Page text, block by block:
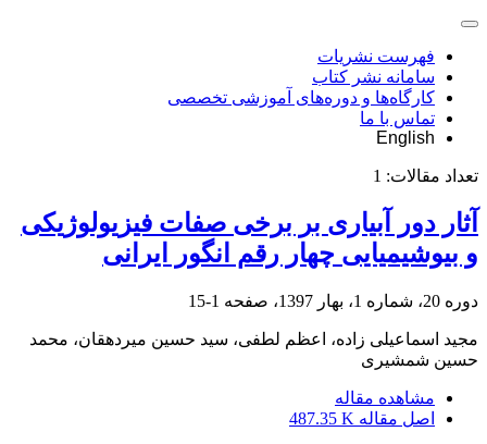
فهرست نشریات
سامانه نشر کتاب
کارگاه‌ها و دوره‌های آموزشی تخصصی
تماس با ما
English
تعداد مقالات: 1
آثار دور آبیاری بر برخی صفات فیزیولوژیکی
و بیوشیمیایی چهار رقم انگور ایرانی
دوره 20، شماره 1، بهار 1397، صفحه 1-15
مجید اسماعیلی زاده، اعظم لطفی، سید حسین میردهقان، محمد
حسین شمشیری
مشاهده مقاله
اصل مقاله 487.35 K